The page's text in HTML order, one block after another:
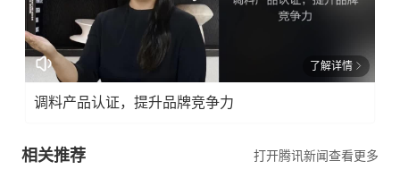
了解详情
调料产品认证，提升品牌竞争力
相关推荐 打开腾讯新闻查看更多